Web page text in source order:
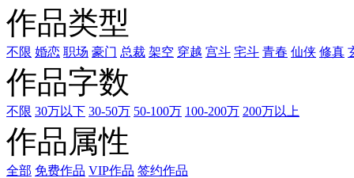
作品类型
不限 婚恋 职场 豪门 总裁 架空 穿越 宫斗 宅斗 青春 仙侠 修真
作品字数
不限 30万以下 30-50万 50-100万 100-200万 200万以上
作品属性
全部 免费作品 VIP作品 签约作品